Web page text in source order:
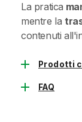
La pratica
mentre la
contenuti
add Prodotti
add FAQ